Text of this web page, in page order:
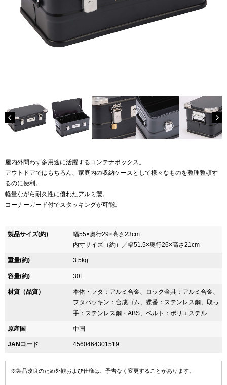
屋内外問わず多用途に活躍するコンテナボックス。
アウトドアではもちろん、家庭内の収納ケースとして様々なものを整理整頓す
るのに便利。
軽量ながら耐久性に優れたアルミ製。
コーナーガード付でスタッキングが可能。
製品サイズ(約)
幅55×奥行29×高さ23cm
内寸サイズ（約）／幅51.5×奥行26×高さ21cm
重量(約) 3.5kg
容量(約) 30L
材質（品質）
本体・フタ：アルミ合金、ロック金具：アルミ合金、
フタパッキン：合成ゴム、蝶番：ステンレス鋼、取っ
手：ステンレス鋼・ABS、ベルト：ポリエステル
原産国 中国
JANコード 4560464301519
※製品改良のため外観および仕様は、予告なく変更することがあります。